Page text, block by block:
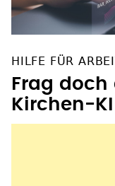
Frag doch
Kirchen-KI